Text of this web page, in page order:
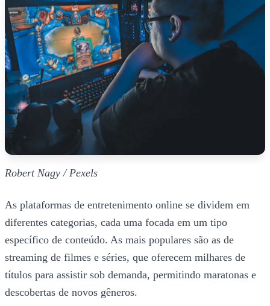
Robert Nagy / Pexels
As plataformas de entretenimento online se dividem em
diferentes categorias, cada uma focada em um tipo
específico de conteúdo. As mais populares são as de
streaming de filmes e séries, que oferecem milhares de
títulos para assistir sob demanda, permitindo maratonas e
descobertas de novos gêneros.